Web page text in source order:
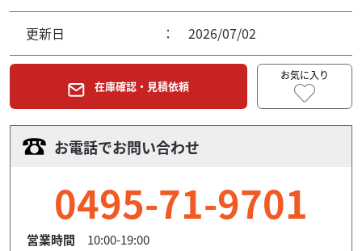
更新日 ： 2026/07/02
在庫確認・見積依頼
お気に入り
お電話でお問い合わせ
0495-71-9701
営業時間
10:00-19:00